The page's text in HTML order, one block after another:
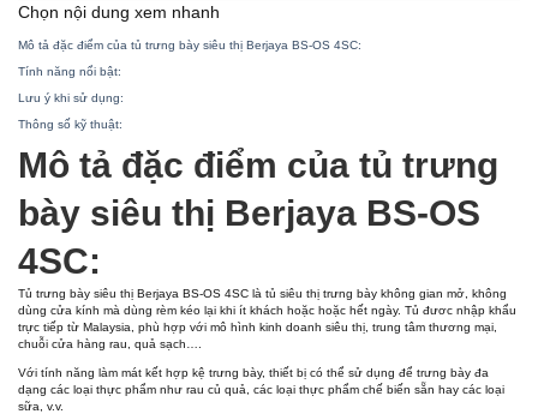
Chọn nội dung xem nhanh
Mô tả đặc điểm của tủ trưng bày siêu thị Berjaya BS-OS 4SC:
Tính năng nổi bật:
Lưu ý khi sử dụng:
Thông số kỹ thuật:
Mô tả đặc điểm của tủ trưng
bày siêu thị Berjaya BS-OS
4SC:
Tủ trưng bày siêu thị Berjaya BS-OS 4SC là tủ siêu thị trưng bày không gian mở, không
dùng cửa kính mà dùng rèm kéo lại khi ít khách hoặc hoặc hết ngày. Tủ đươc nhập khẩu
trực tiếp từ Malaysia, phù hợp với mô hình kinh doanh siêu thị, trung tâm thương mại,
chuỗi cửa hàng rau, quả sạch….
Với tính năng làm mát kết hợp kệ trưng bày, thiết bị có thể sử dụng để trưng bày đa
dạng các loại thực phẩm như rau củ quả, các loại thực phẩm chế biến sẵn hay các loại
sữa, v.v.